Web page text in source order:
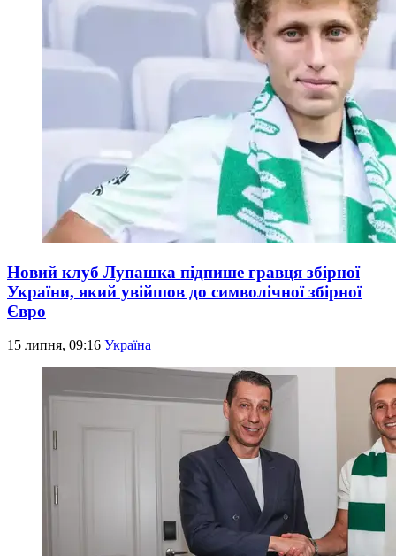
Новий клуб Лупашка підпише гравця збірної
України, який увійшов до символічної збірної
Євро
15 липня, 09:16 Україна